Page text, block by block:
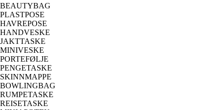
BEAUTYBAG
PLASTPOSE
HAVREPOSE
HANDVESKE
JAKTTASKE
MINIVESKE
PORTEFØLJE
PENGETASKE
SKINNMAPPE
BOWLINGBAG
RUMPETASKE
REISETASKE